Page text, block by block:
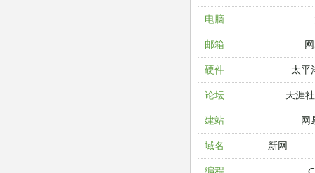
电脑
邮箱
硬件 太平
论坛 天涯
建站 网
域名 新网
编程